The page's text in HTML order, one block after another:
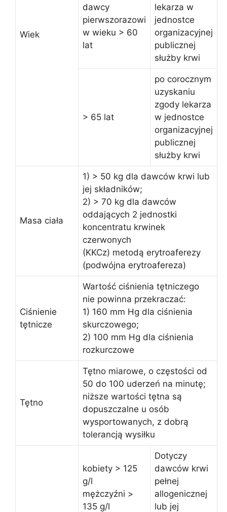
Wiek
dawcy
pierwszorazowi
w wieku > 60
lat
lekarza w
jednostce
organizacyjnej
publicznej
służby krwi
> 65 lat
po corocznym
uzyskaniu
zgody lekarza
w jednostce
organizacyjnej
publicznej
służby krwi
Masa ciała
1) > 50 kg dla dawców krwi lub
jej składników;
2) > 70 kg dla dawców
oddających 2 jednostki
koncentratu krwinek
czerwonych
(KKCz) metodą erytroaferezy
(podwójna erytroafereza)
Ciśnienie
tętnicze
Wartość ciśnienia tętniczego
nie powinna przekraczać:
1) 160 mm Hg dla ciśnienia
skurczowego;
2) 100 mm Hg dla ciśnienia
rozkurczowe
Tętno
Tętno miarowe, o częstości od
50 do 100 uderzeń na minutę;
niższe wartości tętna są
dopuszczalne u osób
wysportowanych, z dobrą
tolerancją wysiłku
kobiety > 125
g/l
mężczyźni >
135 g/l
Dotyczy
dawców krwi
pełnej
allogenicznej
lub jej